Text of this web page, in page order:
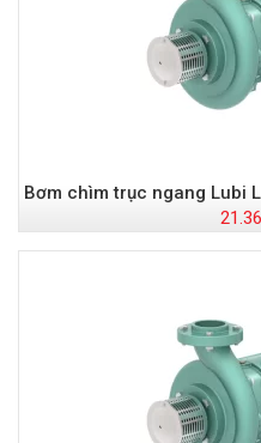
Bơm chìm trục ngang Lubi